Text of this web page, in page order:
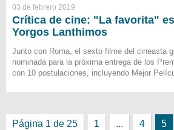
03 de febrero 2019
Crítica de cine: "La favorita"
Yorgos Lanthimos
Junto con Roma, el sexto filme del cineasta
nominada para la próxima entrega de los
con 10 postulaciones, incluyendo Mejor
Página 1 de 25 1 ... 4 5